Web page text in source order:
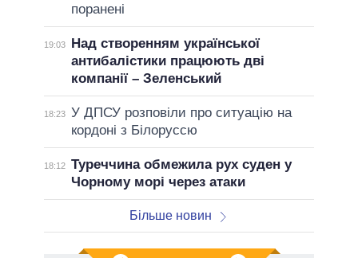
поранені
19:03
Над створенням української
антибалістики працюють дві
компанії – Зеленський
18:23 У ДПСУ розповіли про ситуацію на
кордоні з Білоруссю
18:12 Туреччина обмежила рух суден у
Чорному морі через атаки
Більше новин